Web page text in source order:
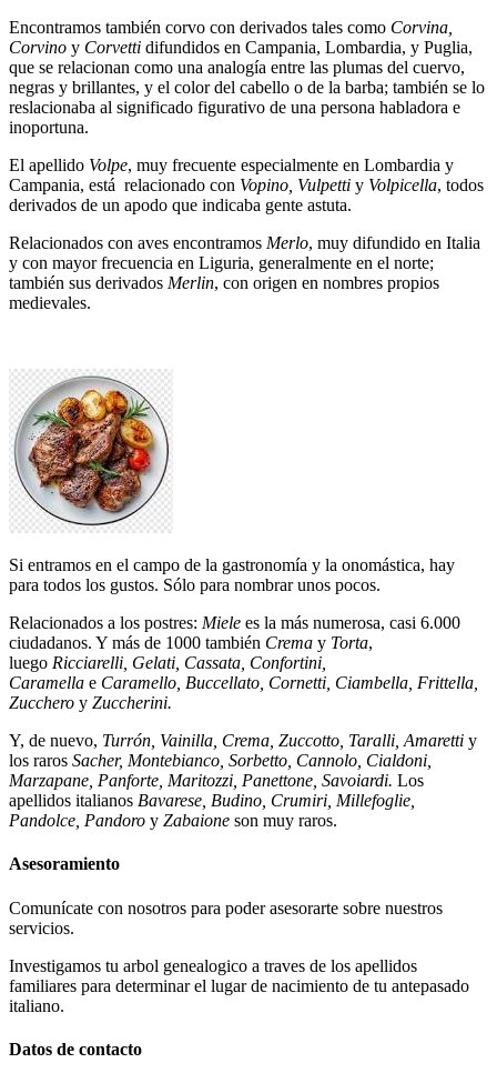
Encontramos también corvo con derivados tales como Corvina,
Corvino y Corvetti difundidos en Campania, Lombardia, y Puglia,
que se relacionan como una analogía entre las plumas del cuervo,
negras y brillantes, y el color del cabello o de la barba; también se lo
reslacionaba al significado figurativo de una persona habladora e
inoportuna.
El apellido Volpe, muy frecuente especialmente en Lombardia y
Campania, está relacionado con Vopino, Vulpetti y Volpicella, todos
derivados de un apodo que indicaba gente astuta.
Relacionados con aves encontramos Merlo, muy difundido en Italia
y con mayor frecuencia en Liguria, generalmente en el norte;
también sus derivados Merlin, con origen en nombres propios
medievales.
Si entramos en el campo de la gastronomía y la onomástica, hay
para todos los gustos. Sólo para nombrar unos pocos.
Relacionados a los postres: Miele es la más numerosa, casi 6.000
ciudadanos. Y más de 1000 también Crema y Torta,
luego Ricciarelli, Gelati, Cassata, Confortini,
Caramella e Caramello, Buccellato, Cornetti, Ciambella, Frittella,
Zucchero y Zuccherini.
Y, de nuevo, Turrón, Vainilla, Crema, Zuccotto, Taralli, Amaretti y
los raros Sacher, Montebianco, Sorbetto, Cannolo, Cialdoni,
Marzapane, Panforte, Maritozzi, Panettone, Savoiardi. Los
apellidos italianos Bavarese, Budino, Crumiri, Millefoglie,
Pandolce, Pandoro y Zabaione son muy raros.
Asesoramiento
Comunícate con nosotros para poder asesorarte sobre nuestros
servicios.
Investigamos tu arbol genealogico a traves de los apellidos
familiares para determinar el lugar de nacimiento de tu antepasado
italiano.
Datos de contacto